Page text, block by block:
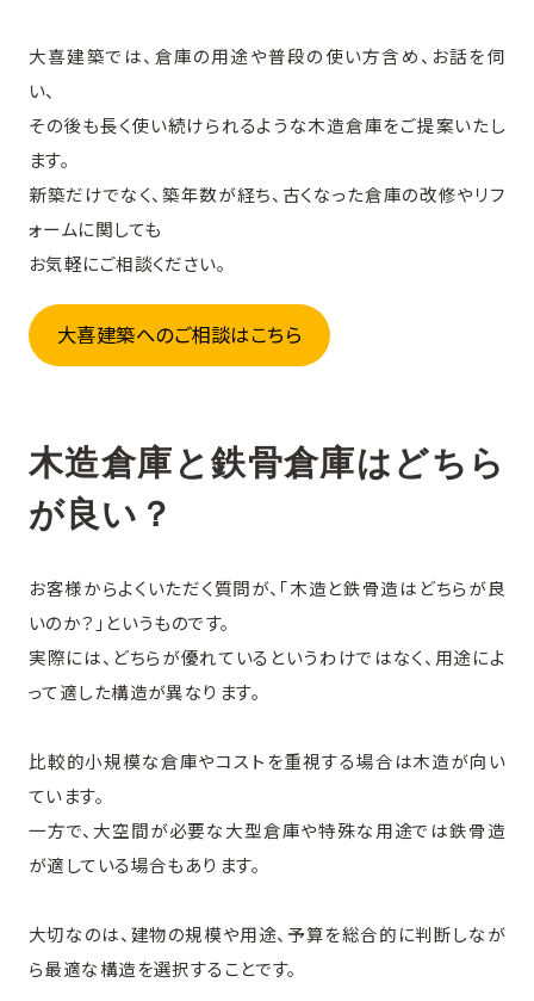
大喜建築では、倉庫の用途や普段の使い方含め、お話を伺
い、
その後も長く使い続けられるような木造倉庫をご提案いたし
ます。
新築だけでなく、築年数が経ち、古くなった倉庫の改修やリフ
ォームに関しても
お気軽にご相談ください。
大喜建築へのご相談はこちら
木造倉庫と鉄骨倉庫はどちら
が良い？
お客様からよくいただく質問が、「木造と鉄骨造はどちらが良
いのか？」というものです。
実際には、どちらが優れているというわけではなく、用途によ
って適した構造が異なります。
比較的小規模な倉庫やコストを重視する場合は木造が向い
ています。
一方で、大空間が必要な大型倉庫や特殊な用途では鉄骨造
が適している場合もあります。
大切なのは、建物の規模や用途、予算を総合的に判断しなが
ら最適な構造を選択することです。